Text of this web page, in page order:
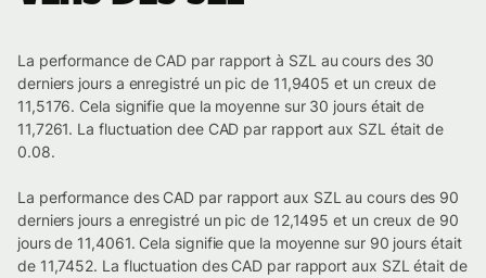
La performance de CAD par rapport à SZL au cours des 30
derniers jours a enregistré un pic de 11,9405 et un creux de
11,5176. Cela signifie que la moyenne sur 30 jours était de
11,7261. La fluctuation dee CAD par rapport aux SZL était de
0.08.
La performance des CAD par rapport aux SZL au cours des 90
derniers jours a enregistré un pic de 12,1495 et un creux de 90
jours de 11,4061. Cela signifie que la moyenne sur 90 jours était
de 11,7452. La fluctuation des CAD par rapport aux SZL était de